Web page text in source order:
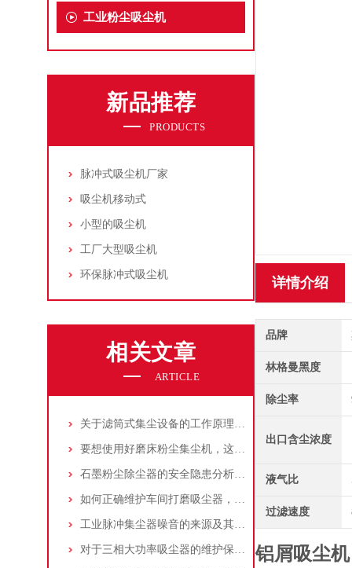
工业粉尘吸尘机
新品推荐
PRODUCTS
脉冲式吸尘机厂家
吸尘机移动式
小型的吸尘机
工厂大型吸尘机
环保脉冲式吸尘机
相关文章
ARTICLE
关于滤筒式集尘设备的工作原理及特点说明
要想使用好磨床粉尘集尘机，这些条件可不能少
石墨粉尘除尘器的安全隐患分析及应对措施
如何正确维护车间打磨吸尘器，延长使用寿命
工业脉冲集尘器噪音的来源及其控制策略
对于三相大功率吸尘器的维护保养，你了解多少
详情介绍
品牌
林格曼黑度
除尘率
出口含尘浓度
液气比
过滤速度
铝屑吸尘机